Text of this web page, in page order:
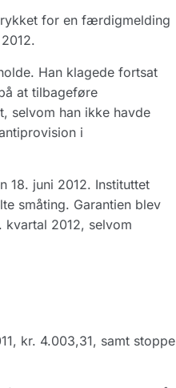
rykket for en færdigmelding
Han klagede fortsat
at tilbageføre
selvom han ikke havde
i
18. juni 2012. Instituttet
småting. Garantien blev
2012, selvom
kr. 4.003,31, samt stoppe